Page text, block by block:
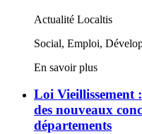
Actualité Localtis
Social, Emploi,
En savoir plus
Loi Vieillissement
des nouveaux
départements